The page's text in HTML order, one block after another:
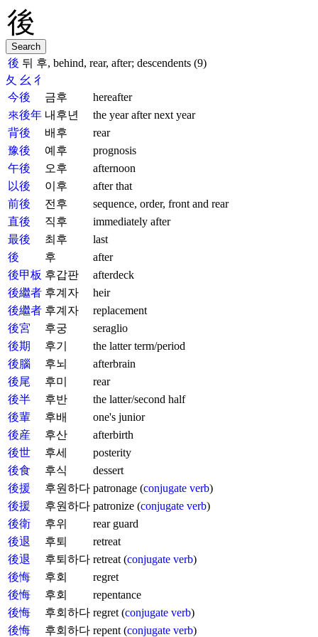
後 뒤 후, behind, rear, after; descendents (9)
夂 幺 彳
今後
금후
hereafter
來後年 내후년
the year after next year
背後
배후
rear
豫後
예후
prognosis
午後
오후
afternoon
以後
이후
after that
前後
전후
sequence, order, front and rear
直後
직후
immediately after
最後
최후
last
後
후
after
後甲板 후갑판
afterdeck
後繼者 후계자
heir
後繼者 후계자
replacement
後宮
후궁
seraglio
後期
후기
the latter term/period
後腦
후뇌
afterbrain
後尾
후미
rear
後半
후반
the latter/second half
後輩
후배
one's junior
後産
후산
afterbirth
後世
후세
posterity
後食
후식
dessert
後援
후원하다 patronage (conjugate verb)
後援
후원하다 patronize (conjugate verb)
後衛
후위
rear guard
後退
후퇴
retreat
後退
후퇴하다 retreat (conjugate verb)
後悔
후회
regret
後悔
후회
repentance
後悔
후회하다 regret (conjugate verb)
後悔
후회하다 repent (conjugate verb)